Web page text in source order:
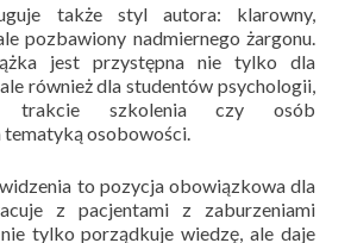
także styl autora: klarowny,
pozbawiony nadmiernego żargonu.
jest przystępna nie tylko dla
również dla studentów psychologii,
trakcie szkolenia czy osób
osobowości.
to pozycja obowiązkowa dla
z pacjentami z zaburzeniami
tylko porządkuje wiedzę, ale daje